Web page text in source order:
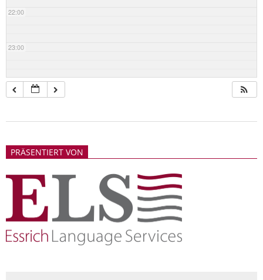
22:00
23:00
21PRÄSENTIERT VON